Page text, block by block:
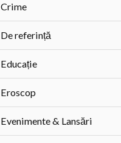
Crime
De referință
Educație
Eroscop
Evenimente & Lansări